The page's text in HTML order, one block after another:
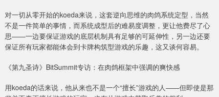
对一切从零开始的koeda来说，这套逆向思维的肉鸽系统定型，当然
不是一件简单的事情，而系统成型后的难易度调整，更让他费尽了心
思——一边要保证游戏的底层机制具有足够的可延伸性，另一边还要
保证所有玩家都能体会到卡牌构筑型游戏的乐趣，这又谈何容易。
《第九圣诗》BitSummit专访：在肉鸽框架中强调的爽快感
用koeda的话来说，他从来也不是一个“擅长”游戏的人——但即使是那